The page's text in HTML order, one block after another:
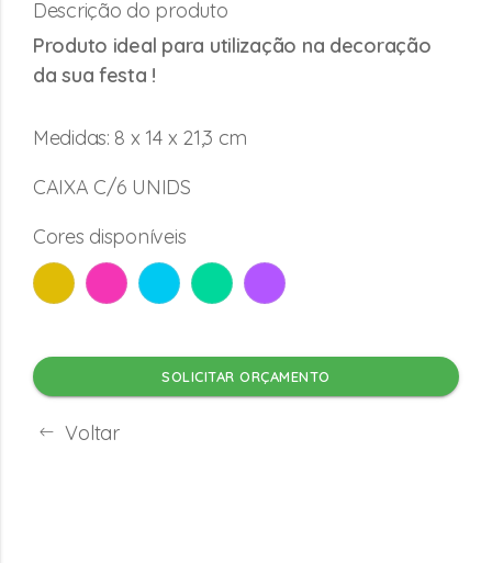
Descrição do produto
Produto ideal para utilização na decoração
da sua festa !
Medidas: 8 x 14 x 21,3 cm
CAIXA C/6 UNIDS
Cores disponíveis
SOLICITAR ORÇAMENTO
Voltar